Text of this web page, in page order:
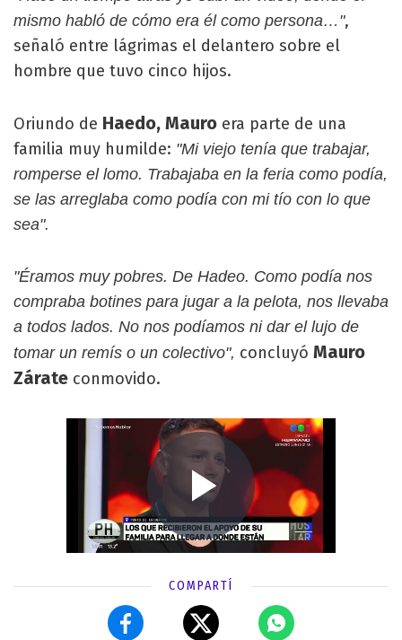
mismo habló de cómo era él como persona…",
señaló entre lágrimas el delantero sobre el
hombre que tuvo cinco hijos.
Oriundo de Haedo, Mauro era parte de una
familia muy humilde: "Mi viejo tenía que trabajar,
romperse el lomo. Trabajaba en la feria como podía,
se las arreglaba como podía con mi tío con lo que
sea".
"Éramos muy pobres. De Hadeo. Como podía nos
compraba botines para jugar a la pelota, nos llevaba
a todos lados. No nos podíamos ni dar el lujo de
tomar un remís o un colectivo", concluyó Mauro
Zárate conmovido.
COMPARTÍ